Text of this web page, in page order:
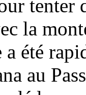
tenter
la
été
au